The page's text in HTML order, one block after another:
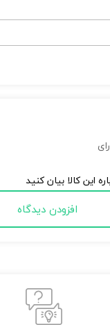
این کالا بیان کنید
افزودن دیدگاه